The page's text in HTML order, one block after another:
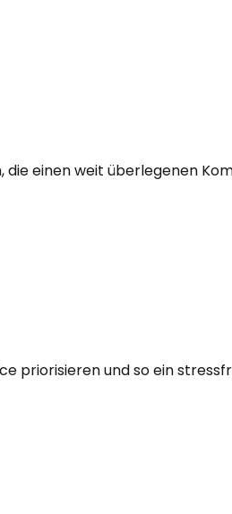
einen weit überlegenen
priorisieren und so ein